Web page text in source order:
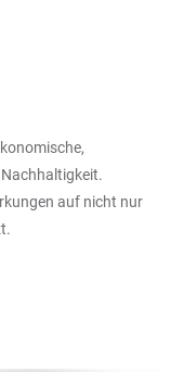
auf nicht nur